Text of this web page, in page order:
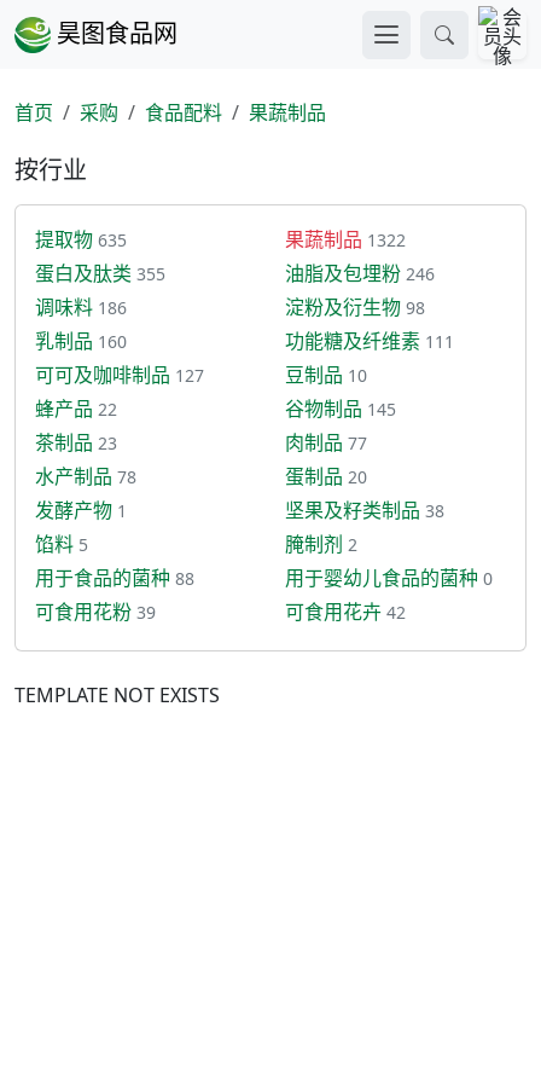
昊图食品网
首页 采购 食品配料 果蔬制品
按行业
提取物 635 果蔬制品 1322
蛋白及肽类 355 油脂及包埋粉 246
调味料 186 淀粉及衍生物 98
乳制品 160 功能糖及纤维素 111
可可及咖啡制品 127 豆制品 10
蜂产品 22 谷物制品 145
茶制品 23 肉制品 77
水产制品 78 蛋制品 20
发酵产物 1 坚果及籽类制品 38
馅料 5 腌制剂 2
用于食品的菌种 88 用于婴幼儿食品的菌种 0
可食用花粉 39 可食用花卉 42
TEMPLATE NOT EXISTS